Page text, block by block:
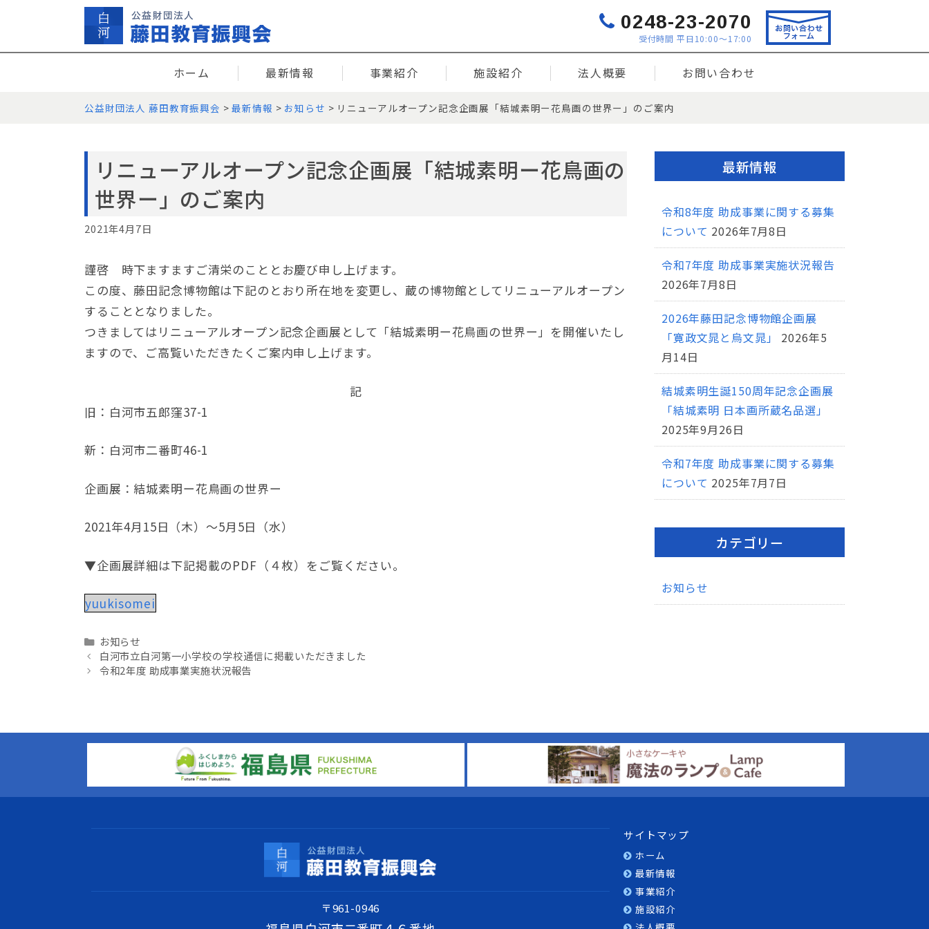
content
0248-23-2070
受付時間 平日10:00～17:00
ホーム 最新情報 事業紹介 施設紹介 法人概要 お問い合わせ
公益財団法人 藤田教育振興会 >最新情報 > お知らせ > リニューアルオープン記念企画展「結城素明ー花鳥画の世界ー」のご案内
リニューアルオープン記念企画展「結城素明ー花鳥画の
世界ー」のご案内
2021年4月7日
謹啓 時下ますますご清栄のこととお慶び申し上げます。
この度、藤田記念博物館は下記のとおり所在地を変更し、蔵の博物館としてリニューアルオープン
することとなりました。
つきましてはリニューアルオープン記念企画展として「結城素明ー花鳥画の世界ー」を開催いたし
ますので、ご高覧いただきたくご案内申し上げます。
記
旧：白河市五郎窪37-1
新：白河市二番町46-1
企画展：結城素明ー花鳥画の世界ー
2021年4月15日（木）〜5月5日（水）
▼企画展詳細は下記掲載のPDF（４枚）をご覧ください。
yuukisomei
Categories
お知らせ
白河市立白河第一小学校の学校通信に掲載いただきました
令和2年度 助成事業実施状況報告
最新情報
令和8年度 助成事業に関する募集
について 2026年7月8日
令和7年度 助成事業実施状況報告
2026年7月8日
2026年藤田記念博物館企画展
「寛政文晁と烏文晁」
2026年5
月14日
結城素明生誕150周年記念企画展
「結城素明 日本画所蔵名品選」
2025年9月26日
令和7年度 助成事業に関する募集
について 2025年7月7日
カテゴリー
お知らせ
〒961-0946
サイトマップ
ホーム
最新情報
事業紹介
施設紹介